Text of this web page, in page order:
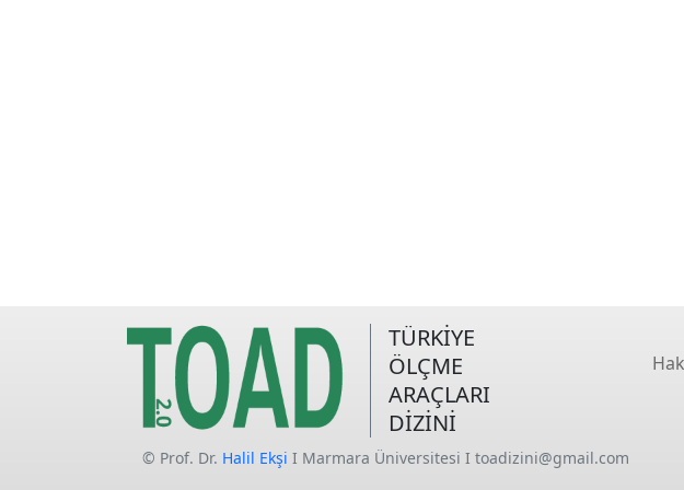
TÜRKİYE
ÖLÇME
ARAÇLARI
DİZİNİ
© Prof. Dr. Halil Ekşi I Marmara Üniversitesi I toadizini@gmail.com